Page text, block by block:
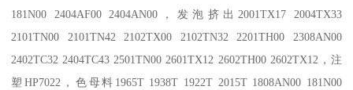
181N00 2404AF00 2404AN00 ，发泡挤出 2001TX17 2004TX33
2101TN00 2101TN42 2102TX00 2102TN32 2201TH00 2308AN00
2402TC32 2404TC43 2501TN00 2601TX12 2602TH00 2602TX12 ，注
塑 HP7022 ，色母料 1965T 1938T 1922T 2015T 1808AN00 181N00